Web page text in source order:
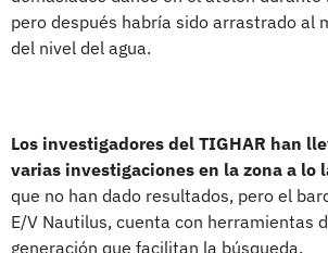
pero después habría sido arrastrado al
del nivel del agua.
Los investigadores del TIGHAR han
varias investigaciones en la zona a lo
que no han dado resultados, pero el
E/V Nautilus, cuenta con herramientas
generación que facilitan la búsqueda.